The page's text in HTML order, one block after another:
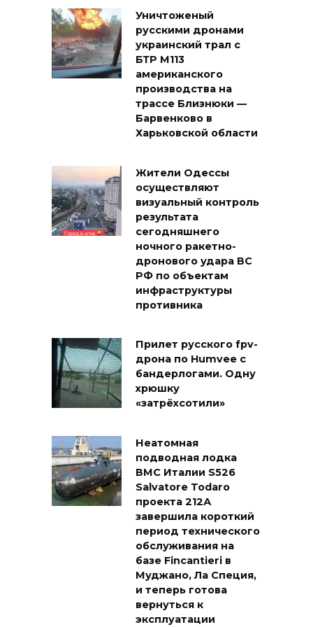
Уничтоженый
русскими дронами
украинский трал с
БТР М113
американского
производства на
трассе Близнюки —
Барвенково в
Харьковской области
Жители Одессы
осуществляют
визуальный контроль
результата
сегодняшнего
ночного ракетно-
дронового удара ВС
РФ по объектам
инфраструктуры
противника
Прилет русского fpv-
дрона по Humvee с
бандерлогами. Одну
хрюшку
«затрёхсотили»
Неатомная
подводная лодка
ВМС Италии S526
Salvatore Todaro
проекта 212А
завершила короткий
период технического
обслуживания на
базе Fincantieri в
Муджано, Ла Специя,
и теперь готова
вернуться к
эксплуатации